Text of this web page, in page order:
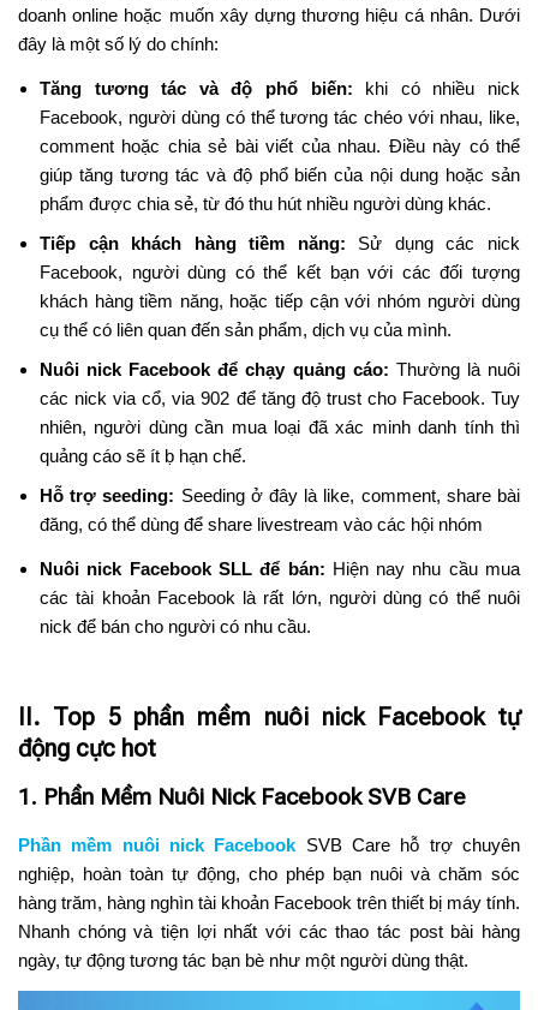
doanh online hoặc muốn xây dựng thương hiệu cá nhân. Dưới
đây là một số lý do chính:
Tăng tương tác và độ phổ biến: khi có nhiều nick
Facebook, người dùng có thể tương tác chéo với nhau, like,
comment hoặc chia sẻ bài viết của nhau. Điều này có thể
giúp tăng tương tác và độ phổ biến của nội dung hoặc sản
phẩm được chia sẻ, từ đó thu hút nhiều người dùng khác.
Tiếp cận khách hàng tiềm năng: Sử dụng các nick
Facebook, người dùng có thể kết bạn với các đối tượng
khách hàng tiềm năng, hoặc tiếp cận với nhóm người dùng
cụ thể có liên quan đến sản phẩm, dịch vụ của mình.
Nuôi nick Facebook để chạy quảng cáo: Thường là nuôi
các nick via cổ, via 902 để tăng độ trust cho Facebook. Tuy
nhiên, người dùng cần mua loại đã xác minh danh tính thì
quảng cáo sẽ ít ḅ hạn chế.
Hỗ trợ seeding: Seeding ở đây là like, comment, share bài
đăng, có thể dùng để share livestream vào các hội nhóm
Nuôi nick Facebook SLL để bán: Hiện nay nhu cầu mua
các tài khoản Facebook là rất lớn, người dùng có thể nuôi
nick để bán cho người có nhu cầu.
II. Top 5 phần mềm nuôi nick Facebook tự
động cực hot
1. Phần Mềm Nuôi Nick Facebook SVB Care
Phần mềm nuôi nick Facebook SVB Care hỗ trợ chuyên
nghiệp, hoàn toàn tự động, cho phép bạn nuôi và chăm sóc
hàng trăm, hàng nghìn tài khoản Facebook trên thiết bị máy tính.
Nhanh chóng và tiện lợi nhất với các thao tác post bài hàng
ngày, tự động tương tác bạn bè như một người dùng thật.